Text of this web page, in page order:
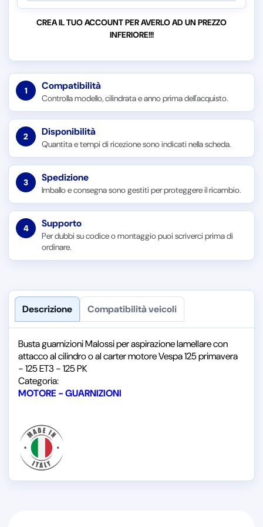
CREA IL TUO ACCOUNT PER AVERLO AD UN PREZZO
INFERIORE!!!
1 Compatibilità
Controlla modello, cilindrata e anno prima dell'acquisto.
2 Disponibilità
Quantita e tempi di ricezione sono indicati nella scheda.
3 Spedizione
Imballo e consegna sono gestiti per proteggere il ricambio.
4 Supporto
Per dubbi su codice o montaggio puoi scriverci prima di
ordinare.
Descrizione Compatibilità veicoli
Busta guarnizioni Malossi per aspirazione lamellare con
attacco al cilindro o al carter motore Vespa 125 primavera
- 125 ET3 - 125 PK
Categoria:
MOTORE - GUARNIZIONI